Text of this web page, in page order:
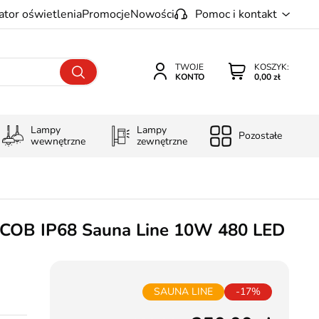
oświetleniaPromocjeNowości Pomoc i kontakt
KOSZYK:
0,00 zł
TWOJE
KONTO
Lampy
wewnętrzne
Lampy
zewnętrzne
Pozostałe
IP68 Sauna Line 10W 480 LED
SAUNA LINE -17%